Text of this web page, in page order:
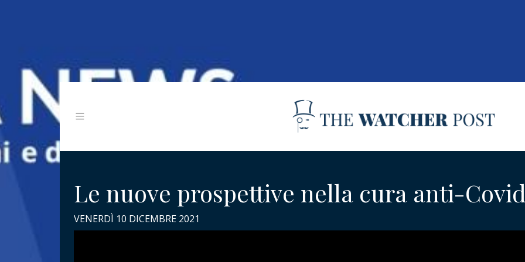
Le nuove prospettive nella cura anti-
VENERDÌ 10 DICEMBRE 2021